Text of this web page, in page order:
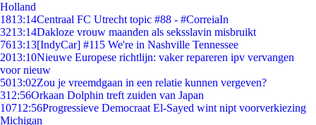
Holland
1813:14Centraal FC Utrecht topic #88 - #CorreiaIn
3213:14Dakloze vrouw maanden als seksslavin misbruikt
7613:13[IndyCar] #115 We're in Nashville Tennessee
2013:10Nieuwe Europese richtlijn: vaker repareren ipv vervangen
voor nieuw
5013:02Zou je vreemdgaan in een relatie kunnen vergeven?
312:56Orkaan Dolphin treft zuiden van Japan
10712:56Progressieve Democraat El-Sayed wint nipt voorverkiezing
Michigan